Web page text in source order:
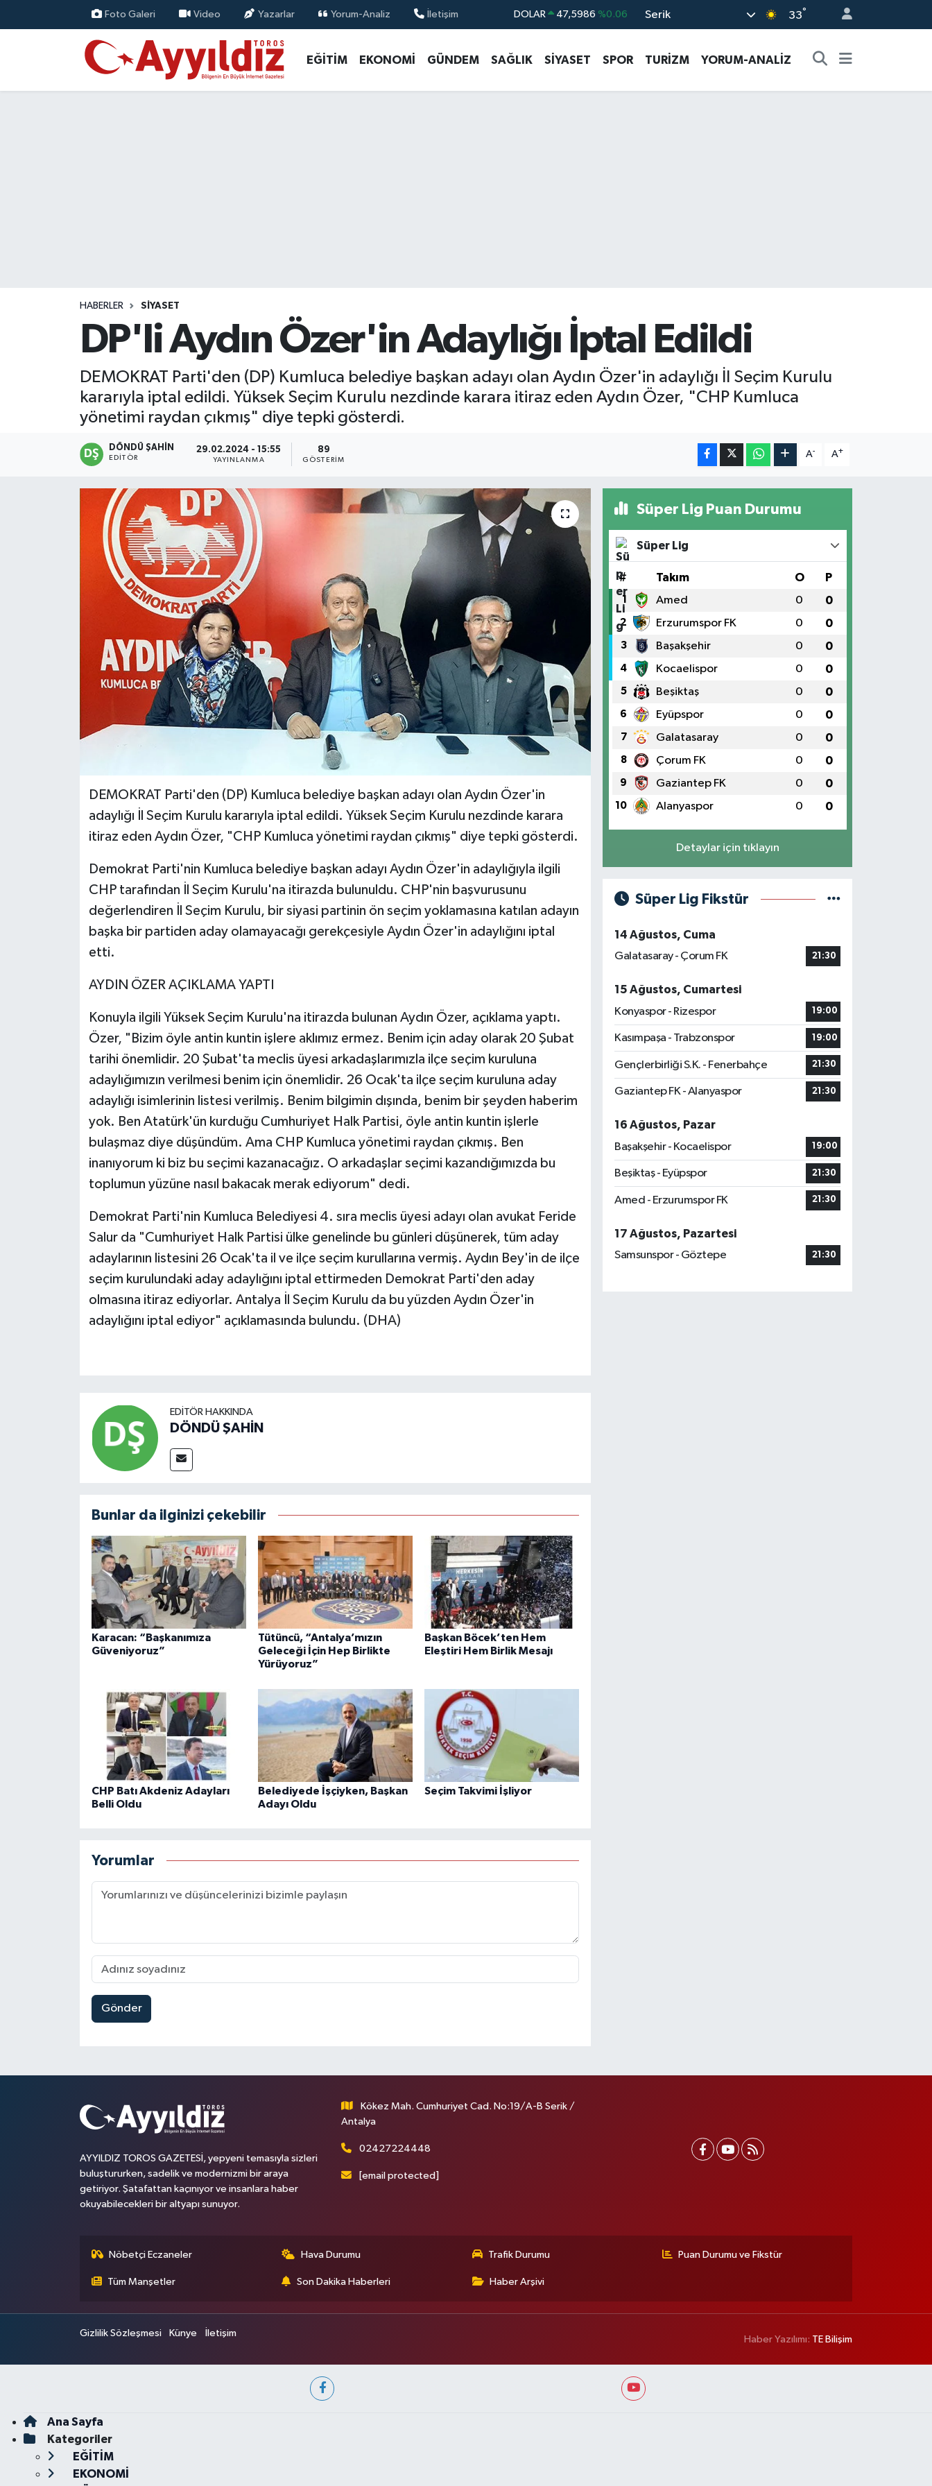
Foto Galeri Video Yazarlar Yorum-Analiz İletişim DOLAR 47,5986 %0.06
STERLİN 64,2438 %0.21
GRAM ALTIN 6518.23 %0.39
Serik 33°
EĞİTİM EKONOMİ GÜNDEM SAĞLIK SİYASET SPOR TURİZM YORUM-ANALİZ
HABERLER SİYASET
DP'li Aydın Özer'in Adaylığı İptal Edildi
DEMOKRAT Parti'den (DP) Kumluca belediye başkan adayı olan Aydın Özer'in adaylığı İl Seçim Kurulu
kararıyla iptal edildi. Yüksek Seçim Kurulu nezdinde karara itiraz eden Aydın Özer, "CHP Kumluca
yönetimi raydan çıkmış" diye tepki gösterdi.
DÖNDÜ ŞAHİN
EDITÖR
29.02.2024 - 15:55
YAYINLANMA
89
GÖSTERIM
A- A+
DEMOKRAT Parti'den (DP) Kumluca belediye başkan adayı olan Aydın Özer'in
adaylığı İl Seçim Kurulu kararıyla iptal edildi. Yüksek Seçim Kurulu nezdinde karara
itiraz eden Aydın Özer, "CHP Kumluca yönetimi raydan çıkmış" diye tepki gösterdi.
Demokrat Parti'nin Kumluca belediye başkan adayı Aydın Özer'in adaylığıyla ilgili
CHP tarafından İl Seçim Kurulu'na itirazda bulunuldu. CHP'nin başvurusunu
değerlendiren İl Seçim Kurulu, bir siyasi partinin ön seçim yoklamasına katılan adayın
başka bir partiden aday olamayacağı gerekçesiyle Aydın Özer'in adaylığını iptal
etti.
AYDIN ÖZER AÇIKLAMA YAPTI
Konuyla ilgili Yüksek Seçim Kurulu'na itirazda bulunan Aydın Özer, açıklama yaptı.
Özer, "Bizim öyle antin kuntin işlere aklımız ermez. Benim için aday olarak 20 Şubat
tarihi önemlidir. 20 Şubat'ta meclis üyesi arkadaşlarımızla ilçe seçim kuruluna
adaylığımızın verilmesi benim için önemlidir. 26 Ocak'ta ilçe seçim kuruluna aday
adaylığı isimlerinin listesi verilmiş. Benim bilgimin dışında, benim bir şeyden haberim
yok. Ben Atatürk'ün kurduğu Cumhuriyet Halk Partisi, öyle antin kuntin işlerle
bulaşmaz diye düşündüm. Ama CHP Kumluca yönetimi raydan çıkmış. Ben
inanıyorum ki biz bu seçimi kazanacağız. O arkadaşlar seçimi kazandığımızda bu
toplumun yüzüne nasıl bakacak merak ediyorum" dedi.
Demokrat Parti'nin Kumluca Belediyesi 4. sıra meclis üyesi adayı olan avukat Feride
Salur da "Cumhuriyet Halk Partisi ülke genelinde bu günleri düşünerek, tüm aday
adaylarının listesini 26 Ocak'ta il ve ilçe seçim kurullarına vermiş. Aydın Bey'in de ilçe
seçim kurulundaki aday adaylığını iptal ettirmeden Demokrat Parti'den aday
olmasına itiraz ediyorlar. Antalya İl Seçim Kurulu da bu yüzden Aydın Özer'in
adaylığını iptal ediyor" açıklamasında bulundu. (DHA)
EDITÖR HAKKINDA
DÖNDÜ ŞAHİN
Bunlar da ilginizi çekebilir
Karacan: “Başkanımıza
Güveniyoruz”
Tütüncü, “Antalya’mızın
Geleceği İçin Hep Birlikte
Yürüyoruz”
Başkan Böcek’ten Hem
Eleştiri Hem Birlik Mesajı
CHP Batı Akdeniz Adayları
Belli Oldu
Belediyede İşçiyken, Başkan
Adayı Oldu
Seçim Takvimi İşliyor
Yorumlar
Gönder
Süper Lig Puan Durumu
Süper Lig
# Takım O P
1 Amed 0 0
2 Erzurumspor FK 0 0
3 Başakşehir 0 0
4 Kocaelispor 0 0
5 Beşiktaş 0 0
6 Eyüpspor 0 0
7 Galatasaray 0 0
8 Çorum FK 0 0
9 Gaziantep FK 0 0
10 Alanyaspor 0 0
Detaylar için tıklayın
Süper Lig Fikstür
14 Ağustos, Cuma
Galatasaray - Çorum FK
21:30
15 Ağustos, Cumartesi
Konyaspor - Rizespor
19:00
Kasımpaşa - Trabzonspor 19:00
Gençlerbirliği S.K. - Fenerbahçe 21:30
Gaziantep FK - Alanyaspor 21:30
16 Ağustos, Pazar
Başakşehir - Kocaelispor
19:00
Beşiktaş - Eyüpspor 21:30
Amed - Erzurumspor FK 21:30
17 Ağustos, Pazartesi
Samsunspor - Göztepe
21:30
AYYILDIZ TOROS GAZETESİ, yepyeni temasıyla sizleri
buluştururken, sadelik ve modernizmi bir araya
getiriyor. Şatafattan kaçınıyor ve insanlara haber
okuyabilecekleri bir altyapı sunuyor.
Kökez Mah. Cumhuriyet Cad. No:19/A-B Serik /
Antalya
02427224448
[email protected]
Nöbetçi Eczaneler Hava Durumu Trafik Durumu Puan Durumu ve Fikstür
Tüm Manşetler Son Dakika Haberleri Haber Arşivi
Gizlilik Sözleşmesi Künye İletişim
Haber Yazılımı: TE Bilişim
Ana Sayfa
Kategoriler
EĞİTİM
EKONOMİ